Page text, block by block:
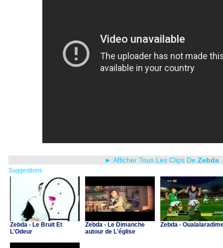
► Afficher Tous Les Clips De Zebda
Suggestions
Zebda - Le Bruit Et
L'Odeur
Zebda - Le Dimanche
autour de L'église
Zebda -